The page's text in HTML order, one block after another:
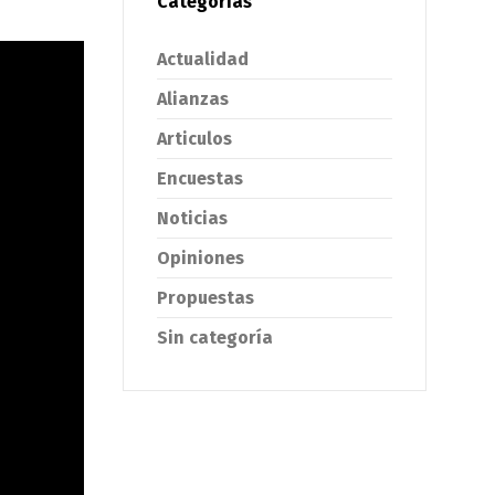
Actualidad
Alianzas
Articulos
Encuestas
Noticias
Opiniones
Propuestas
Sin categoría